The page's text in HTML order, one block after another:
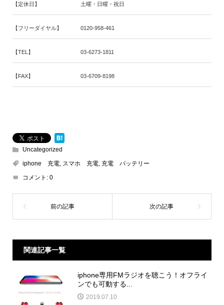
【定休日】 土曜・日曜・祝日
【フリーダイヤル】 0120-958-461
【TEL】 03-6273-1811
【FAX】 03-6709-8198
Uncategorized
iphone 充電, スマホ 充電, 充電 バッテリー
コメント: 0
関連記事一覧
iphone専用FMラジオを聴こう！オフライ
ンでも可動する...
2019.07.10